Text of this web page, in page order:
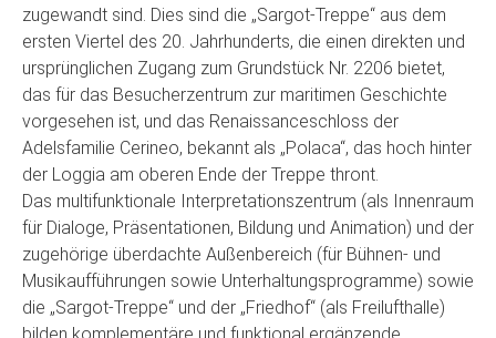
zugewandt sind. Dies sind die „Sargot-Treppe“ aus dem
ersten Viertel des 20. Jahrhunderts, die einen direkten und
ursprünglichen Zugang zum Grundstück Nr. 2206 bietet,
das für das Besucherzentrum zur maritimen Geschichte
vorgesehen ist, und das Renaissanceschloss der
Adelsfamilie Cerineo, bekannt als „Polaca“, das hoch hinter
der Loggia am oberen Ende der Treppe thront.
Das multifunktionale Interpretationszentrum (als Innenraum
für Dialoge, Präsentationen, Bildung und Animation) und der
zugehörige überdachte Außenbereich (für Bühnen- und
Musikaufführungen sowie Unterhaltungsprogramme) sowie
die „Sargot-Treppe“ und der „Friedhof“ (als Freilufthalle)
bilden komplementäre und funktional ergänzende